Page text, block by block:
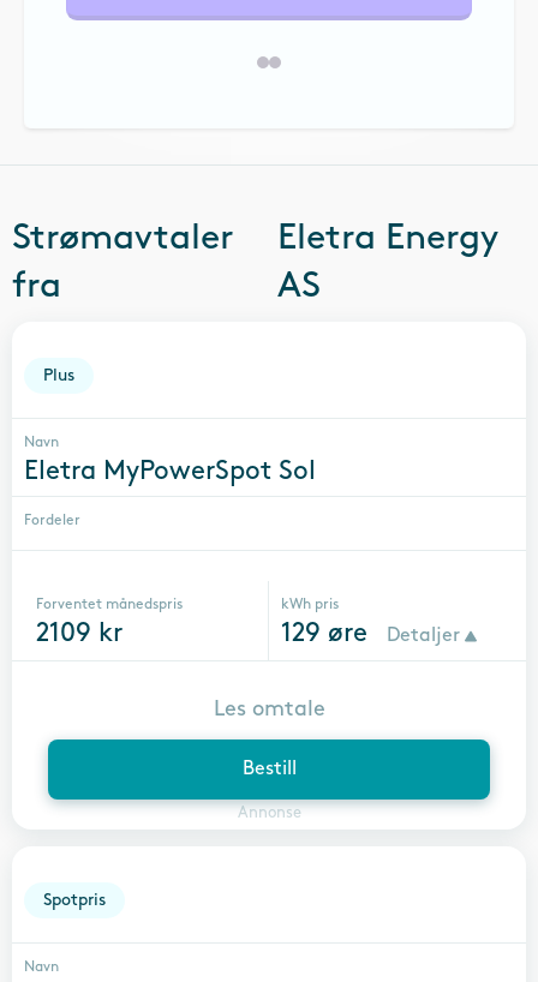
Strømavtaler
fra
Eletra Energy
AS
Plus
Navn
Eletra MyPowerSpot Sol
Fordeler
Forventet månedspris
2109 kr
kWh pris
129 øre Detaljer
Bestill
Annonse
Les omtale
Spotpris
Navn